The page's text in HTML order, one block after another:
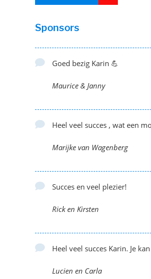
Sponsors
Goed bezig Karin 💪
Maurice & Janny
Heel veel succes , wat een
Marijke van Wagenberg
Succes en veel plezier!
Rick en Kirsten
Heel veel succes Karin. Je
Lucien en Carla